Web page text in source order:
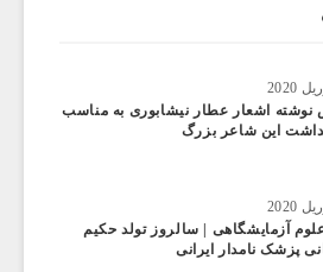
اشعار عطار نیشابوری به مناسب
این شاعر بزرگ
آزمایشگاهی | سالروز تولد حکیم
پزشک نامدار ایرانی